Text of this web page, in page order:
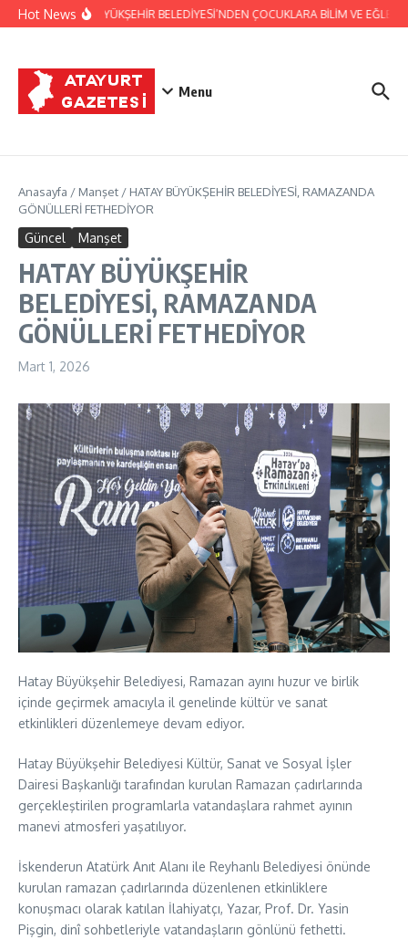
İçeriğe atla
Hot News
HATAY BÜYÜKŞEHİR BELEDİYESİ’NDEN ÇOCUKLARA BİLİM VE
Menu
Anasayfa / Manşet / HATAY BÜYÜKŞEHİR BELEDİYESİ, RAMAZANDA
GÖNÜLLERİ FETHEDİYOR
Güncel Manşet
HATAY BÜYÜKŞEHİR
BELEDİYESİ, RAMAZANDA
GÖNÜLLERİ FETHEDİYOR
Mart 1, 2026
Hatay Büyükşehir Belediyesi, Ramazan ayını huzur ve birlik
içinde geçirmek amacıyla il genelinde kültür ve sanat
etkinlikleri düzenlemeye devam ediyor.
Hatay Büyükşehir Belediyesi Kültür, Sanat ve Sosyal İşler
Dairesi Başkanlığı tarafından kurulan Ramazan çadırlarında
gerçekleştirilen programlarla vatandaşlara rahmet ayının
manevi atmosferi yaşatılıyor.
İskenderun Atatürk Anıt Alanı ile Reyhanlı Belediyesi önünde
kurulan ramazan çadırlarında düzenlenen etkinliklere
konuşmacı olarak katılan İlahiyatçı, Yazar, Prof. Dr. Yasin
Pişgin, dinî sohbetleriyle vatandaşların gönlünü fethetti.